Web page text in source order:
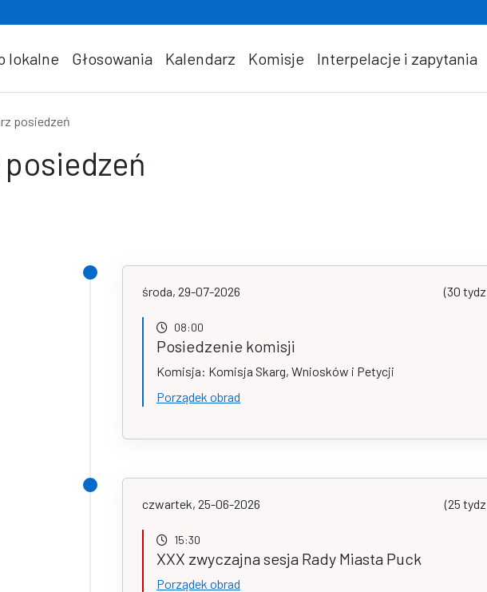
lokalne Głosowania Kalendarz Komisje Interpelacje i zapytania
posiedzeń
środa, 29-07-2026 (30
08:00
Posiedzenie komisji
Komisja: Komisja Skarg, Wniosków i Petycji
Porządek obrad
czwartek, 25-06-2026 (25
15:30
XXX zwyczajna sesja Rady Miasta Puck
Porządek obrad